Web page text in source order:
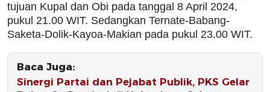
tujuan Kupal dan Obi pada tanggal 8 April 2024,
pukul 21.00 WIT. Sedangkan Ternate-Babang-
Saketa-Dolik-Kayoa-Makian pada pukul 23.00 WIT.
Baca Juga:
Sinergi Partai dan Pejabat Publik, PKS Gelar